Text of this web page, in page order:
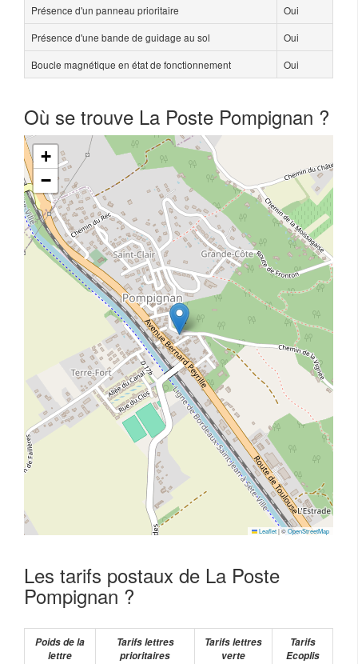
Présence d'un panneau prioritaire
Oui
Présence d'une bande de guidage au sol
Oui
Boucle magnétique en état de fonctionnement
Oui
Où se trouve La Poste Pompignan ?
+
−
Leaflet|©OpenStreetMap
Les tarifs postaux de La Poste
Pompignan ?
Poids de la
lettre
Tarifs lettres
prioritaires
Tarifs lettres
verte
Tarifs
Ecoplis